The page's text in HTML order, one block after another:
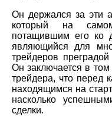
Он держался за эти
который на
потащившим его ко
являющийся для
трейдеров
Он заключается в
трейдера, что перед
находящимся на
насколько
сделки.